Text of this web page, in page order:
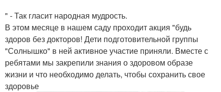
" - Так гласит народная мудрость.
В этом месяце в нашем саду проходит акция "будь
здоров без докторов! Дети подготовительной группы
"Солнышко" в ней активное участие приняли. Вместе с
ребятами мы закрепили знания о здоровом образе
жизни и что необходимо делать, чтобы сохранить свое
здоровье